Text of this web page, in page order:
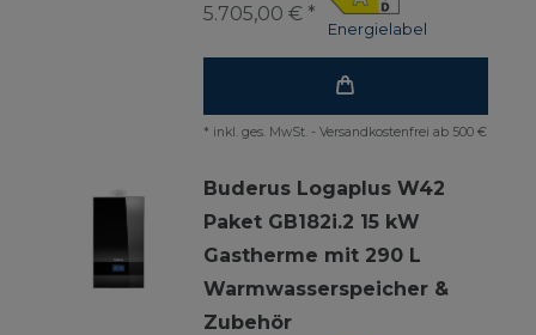
Energielabel
5.705,00 € *
* inkl. ges. MwSt. - Versandkostenfrei ab 500 €
Buderus Logaplus W42
Paket GB182i.2 15 kW
Gastherme mit 290 L
Warmwasserspeicher &
Zubehör